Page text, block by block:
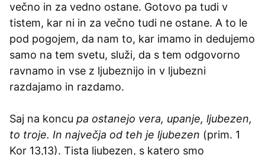
večno in za vedno ostane. Gotovo pa tudi v
tistem, kar ni in za večno tudi ne ostane. A to le
pod pogojem, da nam to, kar imamo in dedujemo
samo na tem svetu, služi, da s tem odgovorno
ravnamo in vse z ljubeznijo in v ljubezni
razdajamo in razdamo.
Saj na koncu pa ostanejo vera, upanje, ljubezen,
to troje. In največja od teh je ljubezen (prim. 1
Kor 13,13). Tista ljubezen, s katero smo